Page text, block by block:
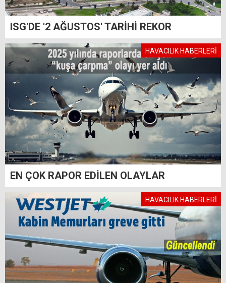
ISG'DE '2 AĞUSTOS' TARİHİ REKOR
HAVACILIK HABERLERİ
EN ÇOK RAPOR EDİLEN OLAYLAR
HAVACILIK HABERLERİ